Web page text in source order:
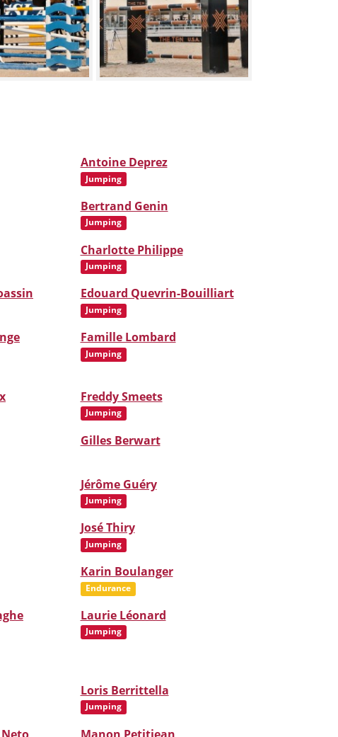
Antoine Deprez
Jumping
Bertrand Genin
Jumping
Charlotte Philippe
Jumping
Edouard Quevrin-Bouilliart
Jumping
Famille Lombard
Jumping
Freddy Smeets
Jumping
Gilles Berwart
Jérôme Guéry
Jumping
José Thiry
Jumping
Karin Boulanger
Endurance
Laurie Léonard
Jumping
Loris Berrittella
Jumping
Neto Manon Petitjean